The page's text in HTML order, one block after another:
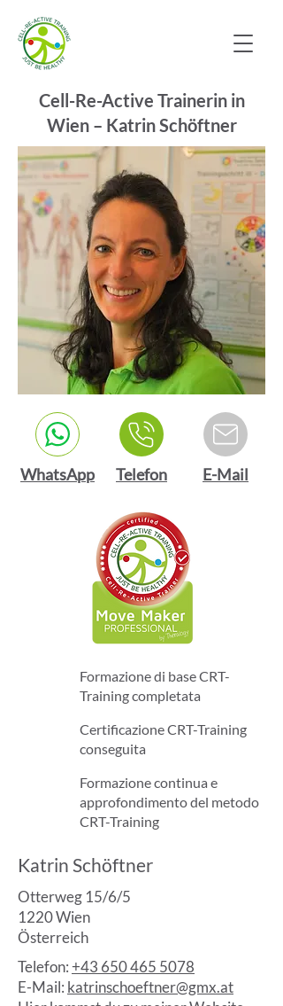
Cell-Re-Active Trainerin in
Wien – Katrin Schöftner
WhatsApp Telefon E-Mail
Formazione di base CRT-
Training completata
Certificazione CRT-Training
conseguita
Formazione continua e
approfondimento del metodo
CRT-Training
Katrin Schöftner
Otterweg 15/6/5
1220 Wien
Österreich
Telefon:+43 650 465 5078
E-Mail: katrinschoeftner@gmx.at